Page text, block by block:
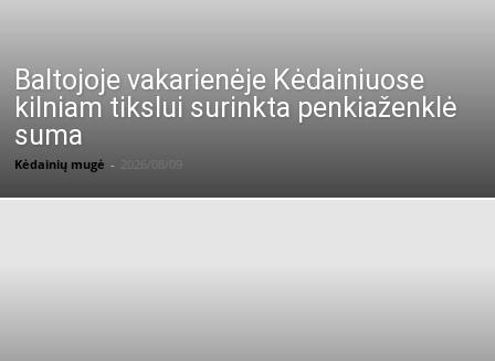
Baltojoje vakarienėje Kėdainiuose
kilniam tikslui surinkta penkiaženklė
suma
Kėdainių mugė - 2026/08/09